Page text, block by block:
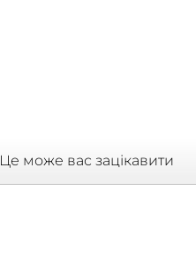
Це може вас зацікавити